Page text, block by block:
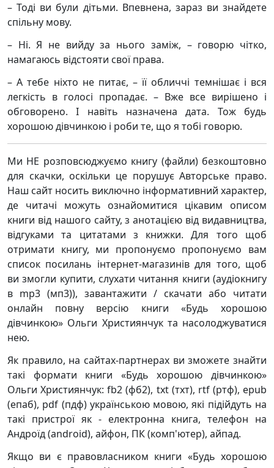
– Тоді ви були дітьми. Впевнена, зараз ви знайдете
спільну мову.
– Ні. Я не вийду за нього заміж, – говорю чітко,
намагаюсь відстояти свої права.
– А тебе ніхто не питає, – її обличчі темнішає і вся
легкість в голосі пропадає. – Вже все вирішено і
обговорено. І навіть назначена дата. Тож будь
хорошою дівчинкою і роби те, що я тобі говорю.
Ми НЕ розповсюджуємо книгу (файли) безкоштовно
для скачки, оскільки це порушує Авторське право.
Наш сайт носить виключно інформативний характер,
де читачі можуть ознайомитися цікавим описом
книги від нашого сайту, з анотацією від видавництва,
відгуками та цитатами з книжки. Для того щоб
отримати книгу, ми пропонуємо пропонуємо вам
список посилань інтернет-магазинів для того, щоб
ви змогли купити, слухати читання книги (аудіокнигу
в mp3 (мп3)), завантажити / скачати або читати
онлайн повну версію книги «Будь хорошою
дівчинкою» Ольги Християнчук та насолоджуватися
нею.
Як правило, на сайтах-партнерах ви зможете знайти
такі формати книги «Будь хорошою дівчинкою»
Ольги Християнчук: fb2 (фб2), txt (тхт), rtf (ртф), epub
(епаб), pdf (пдф) українською мовою, які підійдуть на
такі пристрої як - електронна книга, телефон на
Андроїд (android), айфон, ПК (комп'ютер), айпад.
Якщо ви є правовласником книги «Будь хорошою